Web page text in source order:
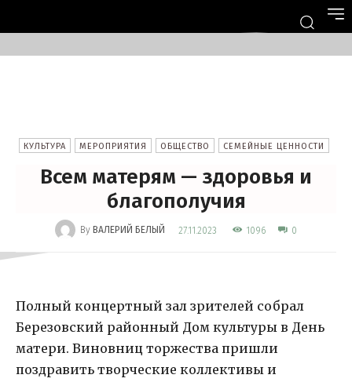
КУЛЬТУРА МЕРОПРИЯТИЯ ОБЩЕСТВО СЕМЕЙНЫЕ ЦЕННОСТИ
Всем матерям — здоровья и
благополучия
By ВАЛЕРИЙ БЕЛЫЙ 27.11.2023 1096 0
Полный концертный зал зрителей собрал
Березовский районный Дом культуры в День
матери. Виновниц торжества пришли
поздравить творческие коллективы и